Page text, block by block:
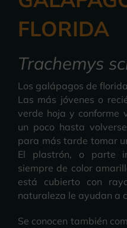
FLORIDA
Trachemys
Los galápagos de
Las más jóvenes o
verde hoja y conforme
un poco hasta
para más tarde tomar
El plastrón, o parte
siempre de color
está cubierto con
naturaleza le ayudan a
Se conocen también